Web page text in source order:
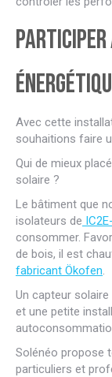
Avec cette
souhaitions faire
Qui de mieux
solaire ?
Le bâtiment que
isolateurs de
consommer.
de bois, il est
fabricant Ökofen.
Un capteur
et une petite
Solénéo propose
particuliers et